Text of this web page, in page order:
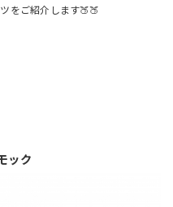
をご紹介します🍑🍑
ック